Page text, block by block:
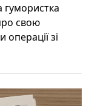
гумористка
свою
зі